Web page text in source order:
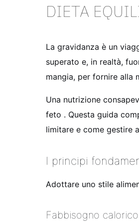
DIETA
La gravidanza è un
superato e, in realtà,
mangia, per fornire alla
Una nutrizione
feto . Questa guida
limitare e come gestire
I principi
Adottare uno stile
Fabbisogno